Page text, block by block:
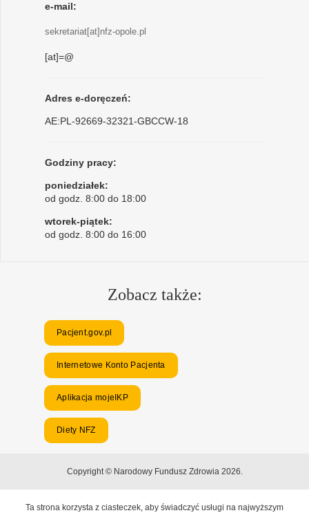
e-mail:
sekretariat[at]nfz-opole.pl
[at]=@
Adres e-doręczeń:
AE:PL-92669-32321-GBCCW-18
Godziny pracy:
poniedziałek:
od godz. 8:00 do 18:00
wtorek-piątek:
od godz. 8:00 do 16:00
Zobacz także:
Pacjent.gov.pl
Internetowe Konto Pacjenta
Aplikacja mojeIKP
Diety NFZ
Copyright © Narodowy Fundusz Zdrowia 2026.
Ta strona korzysta z ciasteczek, aby świadczyć usługi na najwyższym